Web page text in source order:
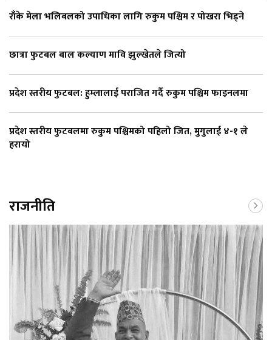
राँके मेला भलिबलको उपाधिका लागि रुकुम पश्चिम र पोखरा भिड्ने
छात्रा फुटबल बाल कल्याण मावि झुल्खेतले जित्यो
प्रदेश स्तरीय फुटबल: हुम्लालाई पराजित गर्दै रुकुम पश्चिम फाइनलमा
प्रदेश स्तरीय फुटबलमा रुकुम पश्चिमको पहिलो जित, मुगुलाई ४-१ ले
हरायो
राजनीति